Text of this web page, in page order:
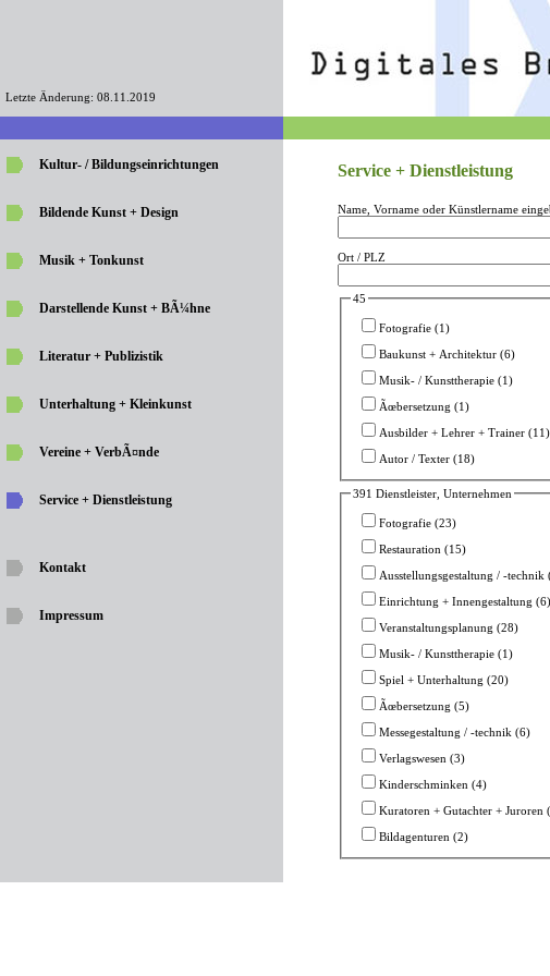
Letzte Änderung: 08.11.2019
Kultur- / Bildungseinrichtungen
Bildende Kunst + Design
Musik + Tonkunst
Darstellende Kunst + BÃ¼hne
Literatur + Publizistik
Unterhaltung + Kleinkunst
Vereine + VerbÃ¤nde
Service + Dienstleistung
Kontakt
Impressum
Service + Dienstleistung
Name, Vorname oder Künstlername
Ort / PLZ
45
Fotografie (1)
Baukunst + Architektur (6)
Musik- / Kunsttherapie (1)
Ãœbersetzung (1)
Ausbilder + Lehrer + Trainer (11)
Autor / Texter (18)
391 Dienstleister, Unternehmen
Fotografie (23)
Restauration (15)
Ausstellungsgestaltung / -technik
Einrichtung + Innengestaltung (6)
Veranstaltungsplanung (28)
Musik- / Kunsttherapie (1)
Spiel + Unterhaltung (20)
Ãœbersetzung (5)
Messegestaltung / -technik (6)
Verlagswesen (3)
Kinderschminken (4)
Kuratoren + Gutachter + Juroren
Bildagenturen (2)